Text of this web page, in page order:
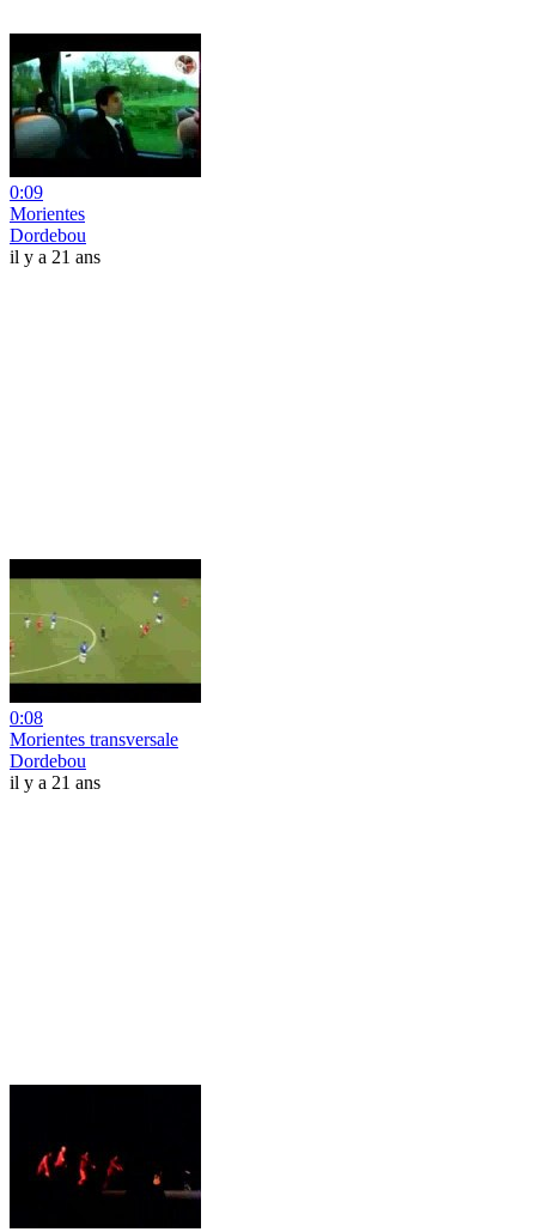
0:09
Morientes
Dordebou
il y a 21 ans
0:08
Morientes transversale
Dordebou
il y a 21 ans